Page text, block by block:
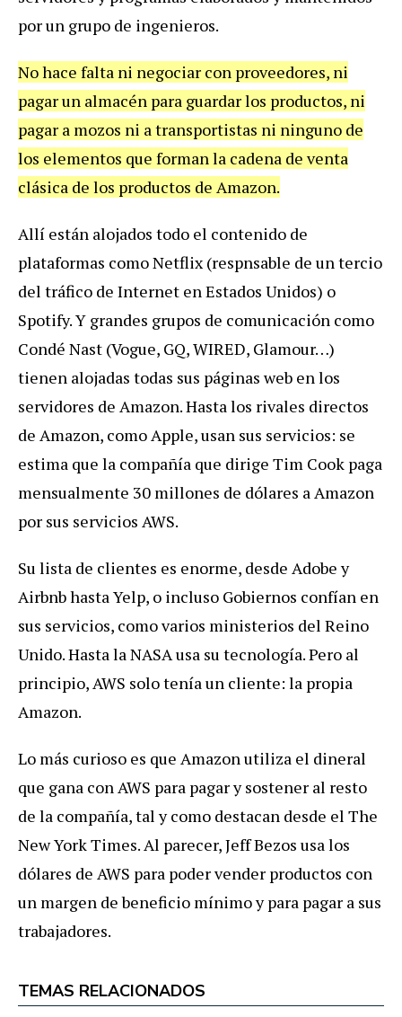
por un grupo de ingenieros.
No hace falta ni negociar con proveedores, ni
pagar un almacén para guardar los productos, ni
pagar a mozos ni a transportistas ni ninguno de
los elementos que forman la cadena de venta
clásica de los productos de Amazon.
Allí están alojados todo el contenido de
plataformas como Netflix (respnsable de un tercio
del tráfico de Internet en Estados Unidos) o
Spotify. Y grandes grupos de comunicación como
Condé Nast (Vogue, GQ, WIRED, Glamour…)
tienen alojadas todas sus páginas web en los
servidores de Amazon. Hasta los rivales directos
de Amazon, como Apple, usan sus servicios: se
estima que la compañía que dirige Tim Cook paga
mensualmente 30 millones de dólares a Amazon
por sus servicios AWS.
Su lista de clientes es enorme, desde Adobe y
Airbnb hasta Yelp, o incluso Gobiernos confían en
sus servicios, como varios ministerios del Reino
Unido. Hasta la NASA usa su tecnología. Pero al
principio, AWS solo tenía un cliente: la propia
Amazon.
Lo más curioso es que Amazon utiliza el dineral
que gana con AWS para pagar y sostener al resto
de la compañía, tal y como destacan desde el The
New York Times. Al parecer, Jeff Bezos usa los
dólares de AWS para poder vender productos con
un margen de beneficio mínimo y para pagar a sus
trabajadores.
TEMAS RELACIONADOS